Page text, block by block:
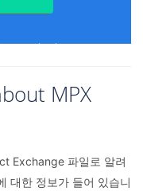
MPX
Exchange 파일로 알려
대한 정보가 들어 있습니